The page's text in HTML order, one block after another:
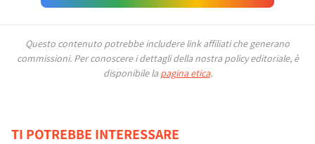
Questo contenuto potrebbe includere link affiliati che generano
commissioni. Per conoscere i dettagli della nostra policy editoriale, è
disponibile la pagina etica.
TI POTREBBE INTERESSARE